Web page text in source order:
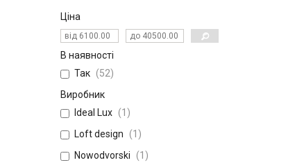
Ціна
В наявності
Так
52
Виробник
Ideal Lux
1
Loft design
1
Nowodvorski
1